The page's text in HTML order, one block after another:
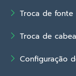
Troca de fonte
Troca de
Configuração